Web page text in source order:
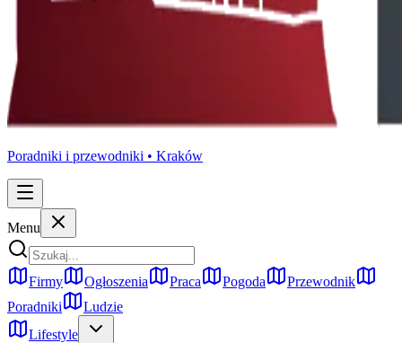
Poradniki i przewodniki • Kraków
Menu
Firmy Ogłoszenia Praca Pogoda
Przewodnik
Poradniki
Ludzie
Lifestyle